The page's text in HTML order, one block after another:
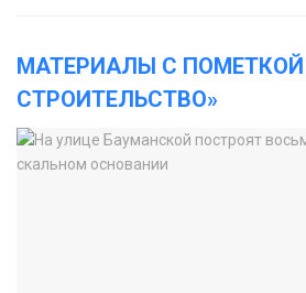
МАТЕРИАЛЫ С
СТРОИТЕЛЬСТВО»